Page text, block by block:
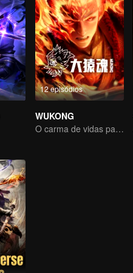
12 episódios
WUKONG
O carma de vidas passadas está destinado a destruir os céus.